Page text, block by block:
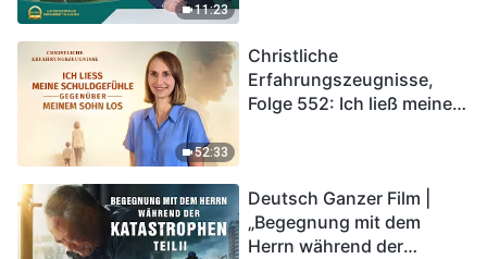
11:23
52:33
Christliche
Erfahrungszeugnisse,
Folge 552: Ich ließ meine
Deutsch Ganzer Film |
„Begegnung mit dem
Herrn während der